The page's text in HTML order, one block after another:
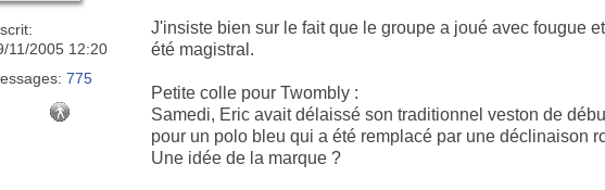
11/2005 12:20
775
J'insiste bien sur le fait que le groupe a joué avec fougue
été magistral.
Petite colle pour Twombly :
Samedi, Eric avait délaissé son traditionnel veston de
pour un polo bleu qui a été remplacé par une déclinaison
Une idée de la marque ?